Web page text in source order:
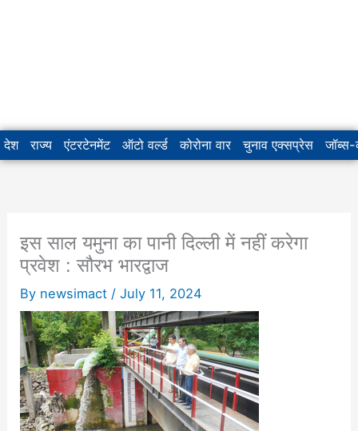
देश राज्य एंटरटेनमेंट ऑटो वर्ल्ड कोरोना वार चुनाव एक्सप्रेस जॉब्स-
इस साल यमुना का पानी दिल्ली में नहीं करेगा
प्रवेश : सौरभ भारद्वाज
By newsimact /July 11, 2024